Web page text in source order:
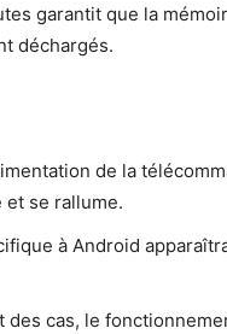
garantit que la
déchargés.
de la
et se rallume.
à Android
cas, le